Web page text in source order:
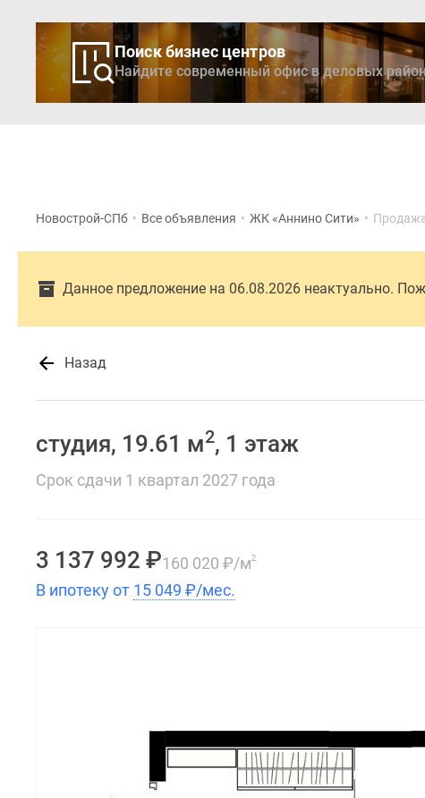
Поиск бизнес центров
Найдите современный офис в деловых
Новострой-СПб • Все объявления • ЖК «Аннино Сити» •
Данное предложение на 06.08.2026 неактуально.
Назад
студия, 19.61 м2, 1 этаж
Срок сдачи 1 квартал 2027 года
3 137 992 ₽160 020 ₽/м2
В ипотеку от 15 049 ₽/мес.